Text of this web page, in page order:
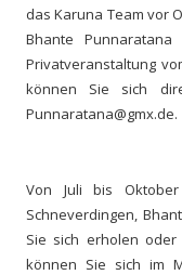
das Karuna Team vor
Bhante
Privatveranstaltung
können Sie sich
Punnaratana@gmx.de.
Von Juli bis
Schneverdingen,
Sie sich erholen
können Sie sich im